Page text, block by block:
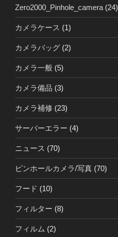
Zero2000_Pinhole_camera (24)
カメラケース (1)
カメラバッグ (2)
カメラ一般 (5)
カメラ備品 (3)
カメラ補修 (23)
サーバーエラー (4)
ニュース (70)
ピンホールカメラ/写真 (70)
フード (10)
フィルター (8)
フィルム (2)